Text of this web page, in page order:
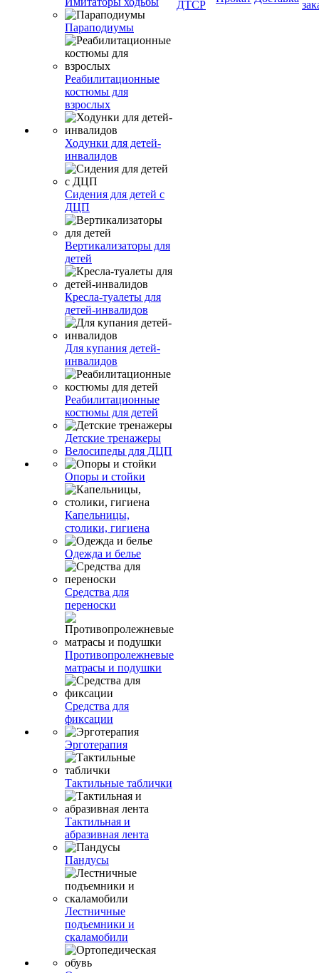
Параподиумы
Реабилитационные
костюмы для
взрослых
Ходунки для детей-
инвалидов
Сидения для детей с
ДЦП
Вертикализаторы для
детей
Кресла-туалеты для
детей-инвалидов
Для купания детей-
инвалидов
Реабилитационные
костюмы для детей
Детские тренажеры
Велосипеды для ДЦП
Опоры и стойки
Капельницы,
столики, гигиена
Одежда и белье
Средства для
переноски
Противопролежневые
матрасы и подушки
Средства для
фиксации
Эрготерапия
Тактильные таблички
Тактильная и
абразивная лента
Пандусы
Лестничные
подъемники и
скаламобили
ДТСР